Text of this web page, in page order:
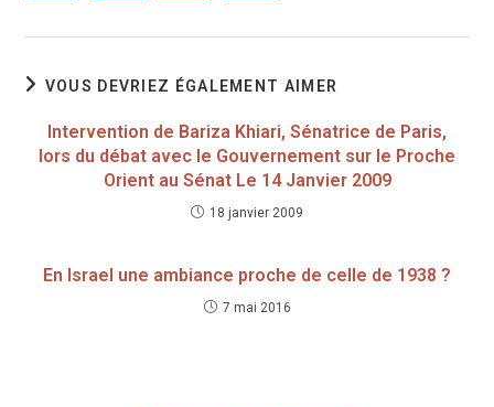
VOUS DEVRIEZ ÉGALEMENT AIMER
Intervention de Bariza Khiari, Sénatrice de Paris,
lors du débat avec le Gouvernement sur le Proche
Orient au Sénat Le 14 Janvier 2009
18 janvier 2009
En Israel une ambiance proche de celle de 1938 ?
7 mai 2016